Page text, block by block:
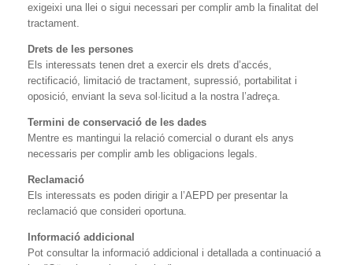
exigeixi una llei o sigui necessari per complir amb la finalitat del
tractament.
Drets de les persones
Els interessats tenen dret a exercir els drets d’accés,
rectificació, limitació de tractament, supressió, portabilitat i
oposició, enviant la seva sol·licitud a la nostra l’adreça.
Termini de conservació de les dades
Mentre es mantingui la relació comercial o durant els anys
necessaris per complir amb les obligacions legals.
Reclamació
Els interessats es poden dirigir a l’AEPD per presentar la
reclamació que consideri oportuna.
Informació addicional
Pot consultar la informació addicional i detallada a continuació a